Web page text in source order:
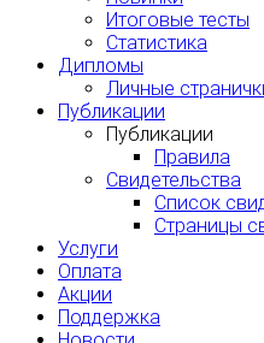
Итоговые тесты
Статистика
Дипломы
Личные
Публикации
Публикации
Правила
Свидетельства
Список
Страницы
Услуги
Оплата
Акции
Поддержка